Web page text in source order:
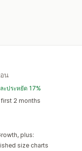
การเปลี่ยนรูปแบบตา
น
ประหยัด 17%
2 months
plus:
size charts